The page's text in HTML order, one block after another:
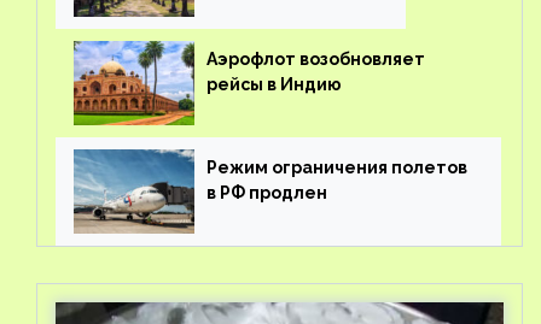
Аэрофлот возобновляет
рейсы в Индию
Режим ограничения полетов
в РФ продлен